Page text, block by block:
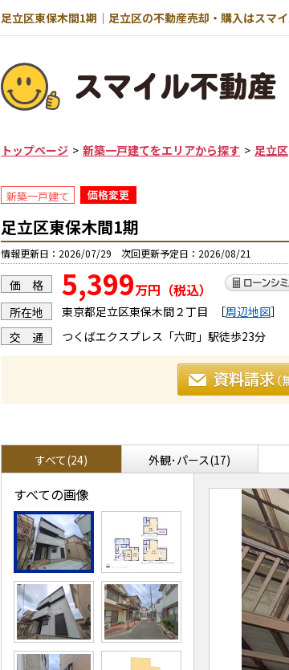
トップページ 新築一戸建てをエリアから探す 足立区
新築一戸建て
足立区東保木間1期
情報更新日：2026/07/29 次回更新予定日：2026/08/21
価 格 5,399万円（税込）
所在地 東京都足立区東保木間２丁目 ［周辺地図］
交 通
つくばエクスプレス「六町」駅徒歩23分
すべて(24) 外観･パース(17)
すべての画像